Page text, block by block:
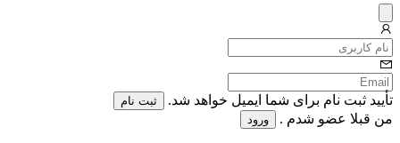
میس
تأیید ثبت نام برای شما ایمیل خواهد شد. ثبت نام
من قبلا عضو شدم . ورود